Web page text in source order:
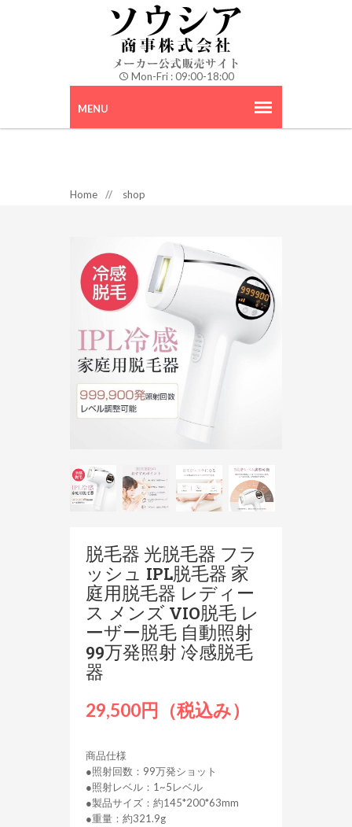
Mon-Fri : 09:00-18:00
Home // shop
脱毛器 光脱毛器 フラ
ッシュ IPL脱毛器 家
庭用脱毛器 レディー
ス メンズ VIO脱毛 レ
ーザー脱毛 自動照射
99万発照射 冷感脱毛
器
29,500円（税込み）
商品仕様
●照射回数：99万発ショット
●照射レベル：1~5レベル
●製品サイズ：約145*200*63mm
●重量：約321.9g